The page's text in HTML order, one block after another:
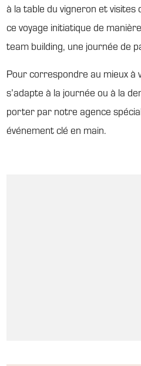
à la table du vigneron et
ce voyage initiatique de
team building, une journée de
Pour correspondre au mieux
s’adapte à la journée ou à la
porter par notre agence
événement clé en main.